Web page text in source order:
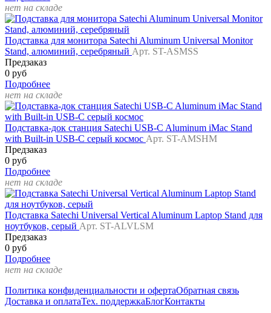
нет на складе
Подставка для монитора Satechi Aluminum Universal Monitor
Stand, алюминий, серебряный Арт. ST-ASMSS
Предзаказ
0 руб
Подробнее
нет на складе
Подставка-док станция Satechi USB-C Aluminum iMac Stand
with Built-in USB-C серый космос Арт. ST-AMSHM
Предзаказ
0 руб
Подробнее
нет на складе
Подставка Satechi Universal Vertical Aluminum Laptop Stand для
ноутбуков, серый Арт. ST-ALVLSM
Предзаказ
0 руб
Подробнее
нет на складе
Политика конфиденциальности и офертаОбратная связь
Доставка и оплатаТех. поддержкаБлогКонтакты